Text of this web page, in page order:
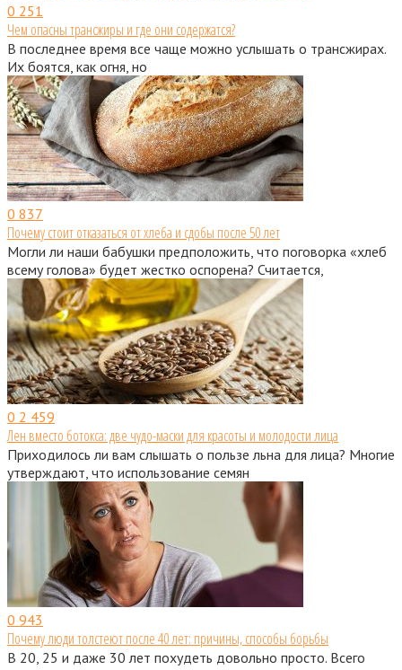
0 251
Чем опасны трансжиры и где они содержатся?
В последнее время все чаще можно услышать о трансжирах.
Их боятся, как огня, но
0 837
Почему стоит отказаться от хлеба и сдобы после 50 лет
Могли ли наши бабушки предположить, что поговорка «хлеб
всему голова» будет жестко оспорена? Считается,
0 2 459
Лен вместо ботокса: две чудо-маски для красоты и молодости лица
Приходилось ли вам слышать о пользе льна для лица? Многие
утверждают, что использование семян
0 943
Почему люди толстеют после 40 лет: причины, способы борьбы
В 20, 25 и даже 30 лет похудеть довольно просто. Всего